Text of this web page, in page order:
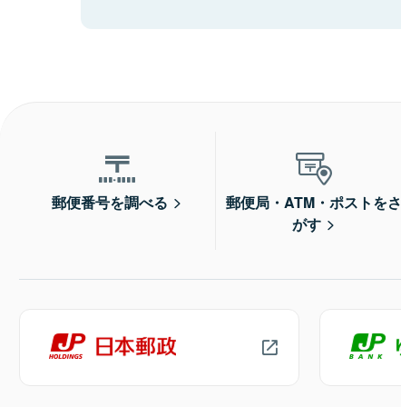
郵便番号を調べる
郵便局・ATM・ポストをさ
がす